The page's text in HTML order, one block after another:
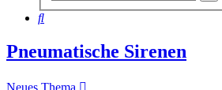
Suche
Pneumatische Sirenen